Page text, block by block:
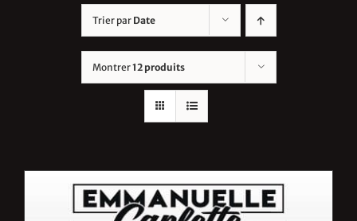
Trier par Date
Montrer12 produits